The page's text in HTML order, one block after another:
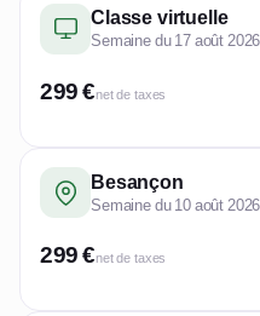
Classe virtuelle
Semaine du 17 août
299 €net de taxes
Besançon
Semaine du 10 août
299 €net de taxes